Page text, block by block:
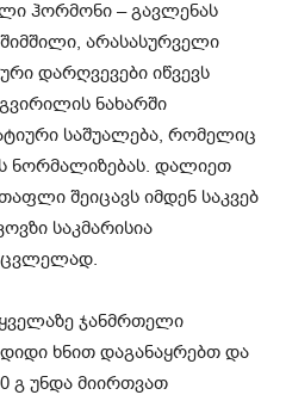
ჰორმონი – გავლენას
არასასურველი
დარღვევები იწვევს
ნახარში
საშუალება, რომელიც
ნორმალიზებას. დალიეთ
შეიცავს იმდენ საკვებ
საკმარისია
ჯანმრთელი
ხნით დაგანაყრებთ და
გ უნდა მიირთვათ